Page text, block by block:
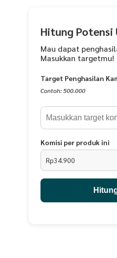
Bahan : Microtex Disperse
- 1 Bedcover 220x240 cm
- 1 Sprei Fitted 160x200
- 2 Sarung Guling 24 X 85 cm
Saran pencucian : Cuci
Hitung Potensi
Mau dapat
Masukkan targetmu!
Target Penghasilan
Contoh: 500.000
Komisi per produk ini
Rp34.900